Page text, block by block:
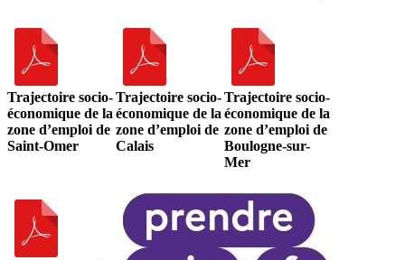
Trajectoire socio-
économique de la
zone d’emploi de
Saint-Omer
Trajectoire socio-
économique de la
zone d’emploi de
Calais
Trajectoire socio-
économique de la
zone d’emploi de
Boulogne-sur-
Mer